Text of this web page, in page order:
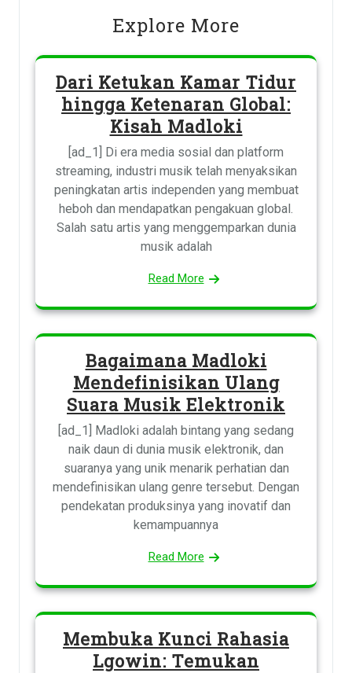
Explore More
Dari Ketukan Kamar Tidur
hingga Ketenaran Global:
Kisah Madloki
[ad_1] Di era media sosial dan platform
streaming, industri musik telah menyaksikan
peningkatan artis independen yang membuat
heboh dan mendapatkan pengakuan global.
Salah satu artis yang menggemparkan dunia
musik adalah
Read More
Bagaimana Madloki
Mendefinisikan Ulang
Suara Musik Elektronik
[ad_1] Madloki adalah bintang yang sedang
naik daun di dunia musik elektronik, dan
suaranya yang unik menarik perhatian dan
mendefinisikan ulang genre tersebut. Dengan
pendekatan produksinya yang inovatif dan
kemampuannya
Read More
Membuka Kunci Rahasia
Lgowin: Temukan